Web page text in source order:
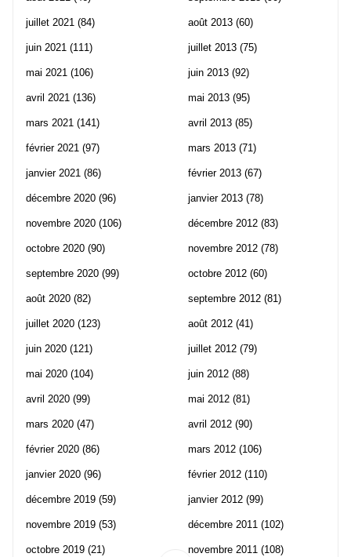
juillet 2021 (84)
juin 2021 (111)
mai 2021 (106)
avril 2021 (136)
mars 2021 (141)
février 2021 (97)
janvier 2021 (86)
décembre 2020 (96)
novembre 2020 (106)
octobre 2020 (90)
septembre 2020 (99)
août 2020 (82)
juillet 2020 (123)
juin 2020 (121)
mai 2020 (104)
avril 2020 (99)
mars 2020 (47)
février 2020 (86)
janvier 2020 (96)
décembre 2019 (59)
novembre 2019 (53)
octobre 2019 (21)
août 2013 (60)
juillet 2013 (75)
juin 2013 (92)
mai 2013 (95)
avril 2013 (85)
mars 2013 (71)
février 2013 (67)
janvier 2013 (78)
décembre 2012 (83)
novembre 2012 (78)
octobre 2012 (60)
septembre 2012 (81)
août 2012 (41)
juillet 2012 (79)
juin 2012 (88)
mai 2012 (81)
avril 2012 (90)
mars 2012 (106)
février 2012 (110)
janvier 2012 (99)
décembre 2011 (102)
novembre 2011 (108)